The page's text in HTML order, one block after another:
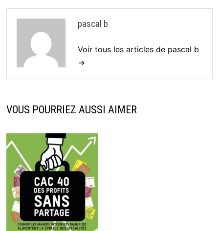
pascal b
Voir tous les articles de pascal b
→
VOUS POURRIEZ AUSSI AIMER